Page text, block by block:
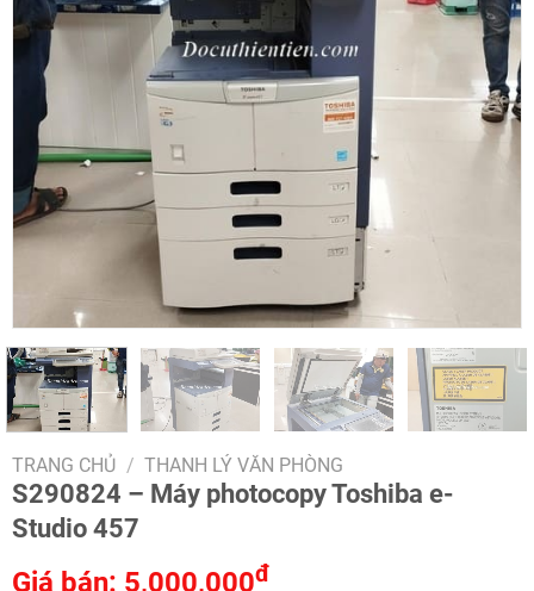
TRANG CHỦ / THANH LÝ VĂN PHÒNG
S290824 – Máy photocopy Toshiba e-
Studio 457
Giá bán: 5,000,000đ